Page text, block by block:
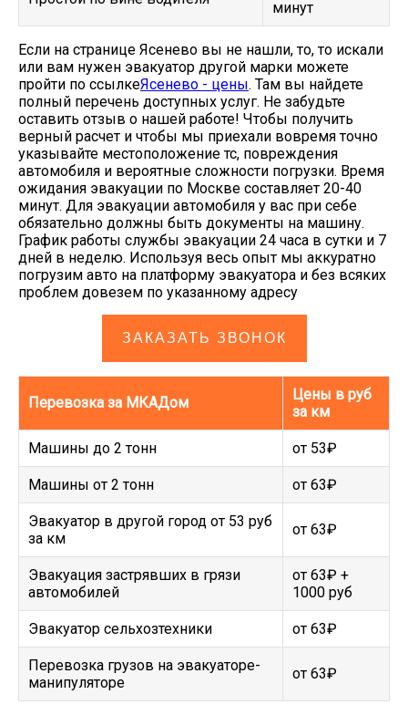
минут
Если на странице Ясенево вы не нашли, то, то искали
или вам нужен эвакуатор другой марки можете
пройти по ссылкеЯсенево - цены. Там вы найдете
полный перечень доступных услуг. Не забудьте
оставить отзыв о нашей работе! Чтобы получить
верный расчет и чтобы мы приехали вовремя точно
указывайте местоположение тс, повреждения
автомобиля и вероятные сложности погрузки. Время
ожидания эвакуации по Москве составляет 20-40
минут. Для эвакуации автомобиля у вас при себе
обязательно должны быть документы на машину.
График работы службы эвакуации 24 часа в сутки и 7
дней в неделю. Используя весь опыт мы аккуратно
погрузим авто на платформу эвакуатора и без всяких
проблем довезем по указанному адресу
ЗАКАЗАТЬ ЗВОНОК
Перевозка за МКАДом
Цены в руб
за км
Машины до 2 тонн от 53₽
Машины от 2 тонн от 63₽
Эвакуатор в другой город от 53 руб
за км
от 63₽
Эвакуация застрявших в грязи
автомобилей
от 63₽ +
1000 руб
Эвакуатор сельхозтехники от 63₽
Перевозка грузов на эвакуаторе-
манипуляторе
от 63₽